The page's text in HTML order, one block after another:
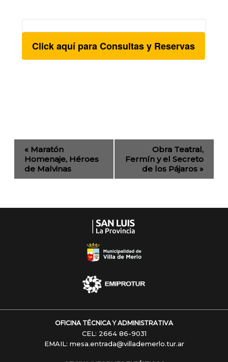
Click aquí para Consultas y Reservas
Evento
Navegación
« Maratón
Homenaje, Héroes
de Malvinas
Obra Teatral,
Fermín y el Secreto
de los Pájaros »
OFICINA TÉCNICA Y ADMINISTRATIVA
CEL: 2664 86-9031
EMAIL: mesa.entrada@villademerlo.tur.ar